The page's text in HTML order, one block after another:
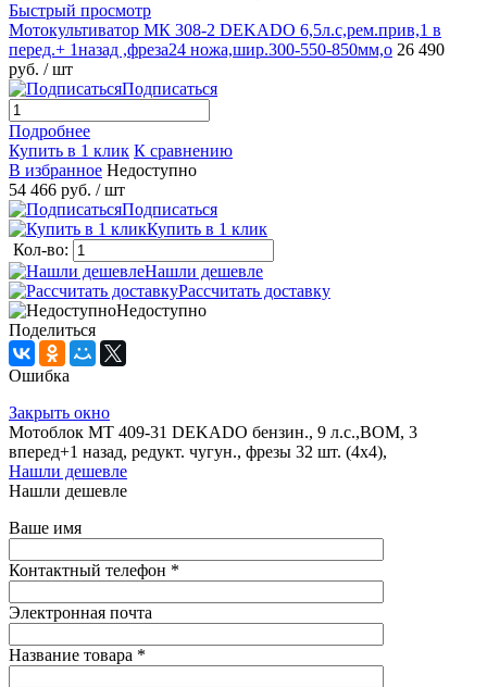
Быстрый просмотр
Мотокультиватор МК 308-2 DEKADO 6,5л.с,рем.прив,1 в
перед.+ 1назад ,фреза24 ножа,шир.300-550-850мм,о 26 490
руб. / шт
Подписаться
Подробнее
Купить в 1 клик К сравнению
В избранное Недоступно
54 466 руб. / шт
Подписаться
Купить в 1 клик
Кол-во:
Нашли дешевле
Рассчитать доставку
Недоступно
Поделиться
Ошибка
Закрыть окно
Мотоблок МТ 409-31 DEKADO бензин., 9 л.с.,ВОМ, 3
вперед+1 назад, редукт. чугун., фрезы 32 шт. (4х4),
Нашли дешевле
Нашли дешевле
Ваше имя
Контактный телефон *
Электронная почта
Название товара *